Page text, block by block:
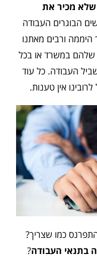
שלא מכיר את
הבוגרים העבודה
היממה ורבים מאתנו
במשרד או בכל
העבודה. כל עוד
אין טענות.
כמו שצריך?
בתנאי העבודה?